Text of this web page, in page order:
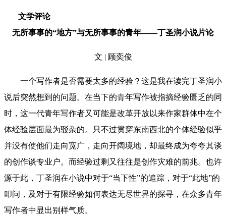
文学评论
无所事事的“地方”与无所事事的青年——丁圣润小说片论
文 | 顾奕俊
一个写作者是否需要太多的经验？这是我在读完丁圣润小
说后突然想到的问题。在当下的青年写作被指摘经验匮乏的同
时，这一代青年写作者又可能是改革开放以来作家群体中在个
体经验层面最为驳杂的。只不过贯穿东南西北的个体经验似乎
并没有使他们走向宽广，走向开阔境地，却最终成为夸夸其谈
的创作谈专业户。而经验过剩又往往是创作灾难的前兆。也许
源于此，丁圣润在小说中对于“当下性”的追踪，对于“此地”的
叩问，及对于有限经验如何表达无尽世界的探寻，在众多青年
写作者中显出别样气质。